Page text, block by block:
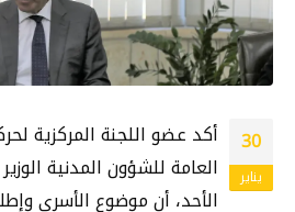
30
يناير
أكد عضو اللجنة المركزية
العامة للشؤون المدنية
الأحد، أن موضوع الأسرى